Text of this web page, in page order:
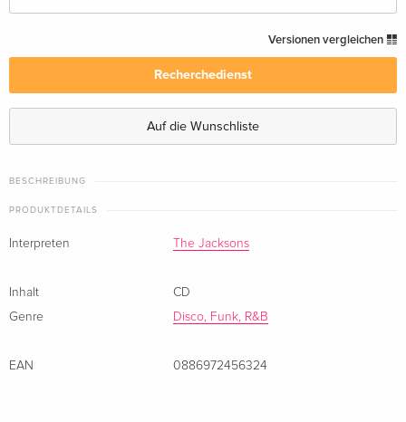
vergriffen
Japan Edition, Remastered
Versionen vergleichen
Recherchedienst
Auf die Wunschliste
BESCHREIBUNG
PRODUKTDETAILS
Interpreten The Jacksons
Inhalt
CD
Genre
Disco, Funk, R&B
EAN 0886972456324